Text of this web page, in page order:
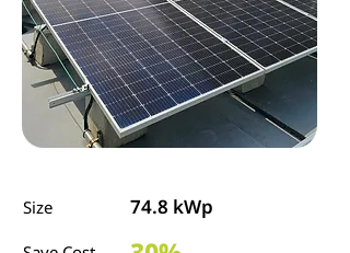
Size
74.8 kWp